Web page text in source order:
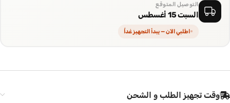
التوصيل المتوقع
السبت 15 أغسطس
اطلبي الآن — يبدأ التجهيز غداً
وقت تجهيز الطلب و الشحن